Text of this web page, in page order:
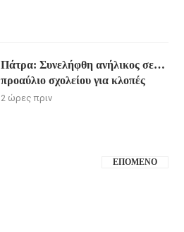
Πάτρα: Συνελήφθη ανήλικος σε…
προαύλιο σχολείου για κλοπές
2 ώρες πριν
ΕΠΌΜΕΝΟ